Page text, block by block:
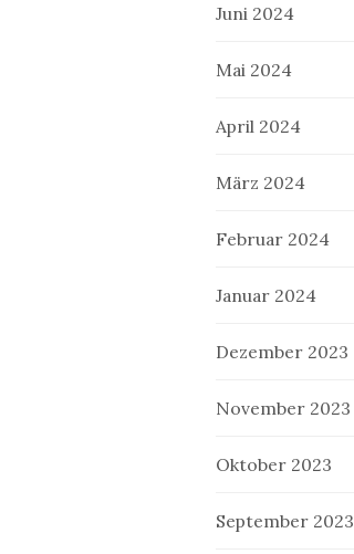
Juni 2024
Mai 2024
April 2024
März 2024
Februar 2024
Januar 2024
Dezember 2023
November 2023
Oktober 2023
September 2023